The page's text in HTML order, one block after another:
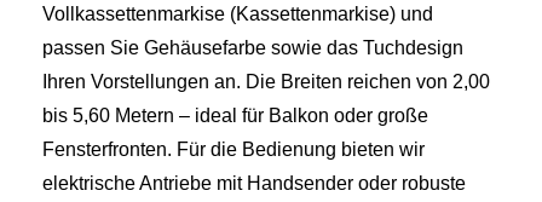
Vollkassettenmarkise (Kassettenmarkise) und
passen Sie Gehäusefarbe sowie das Tuchdesign
Ihren Vorstellungen an. Die Breiten reichen von 2,00
bis 5,60 Metern – ideal für Balkon oder große
Fensterfronten. Für die Bedienung bieten wir
elektrische Antriebe mit Handsender oder robuste